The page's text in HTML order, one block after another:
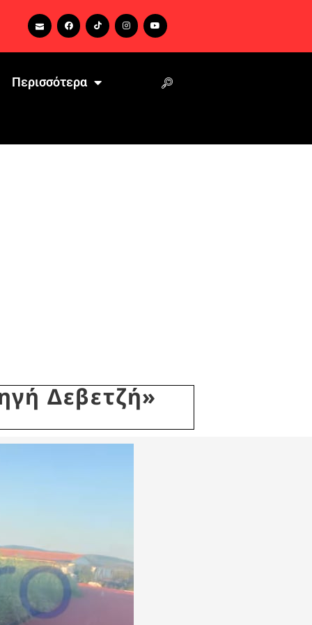
Περισσότερα
Δεβετζή»